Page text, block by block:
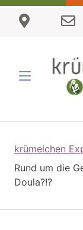
krümelchen
Rund um die
Doula?!?